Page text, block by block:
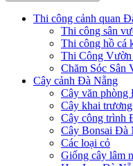
Thi công cảnh quan
Thi công sân
Thi công hồ cá
Thi Công
Chăm Sóc Sân
Cây cảnh Đà Nẵng
Cây văn phòng
Cây khai
Cây công trình
Cây Bonsai Đà
Các loại cỏ
Giống cây lâm